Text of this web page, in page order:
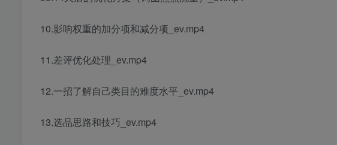
10.影响权重的加分项和减分项_ev.mp4
11.差评优化处理_ev.mp4
12.一招了解自己类目的难度水平_ev.mp4
13.选品思路和技巧_ev.mp4